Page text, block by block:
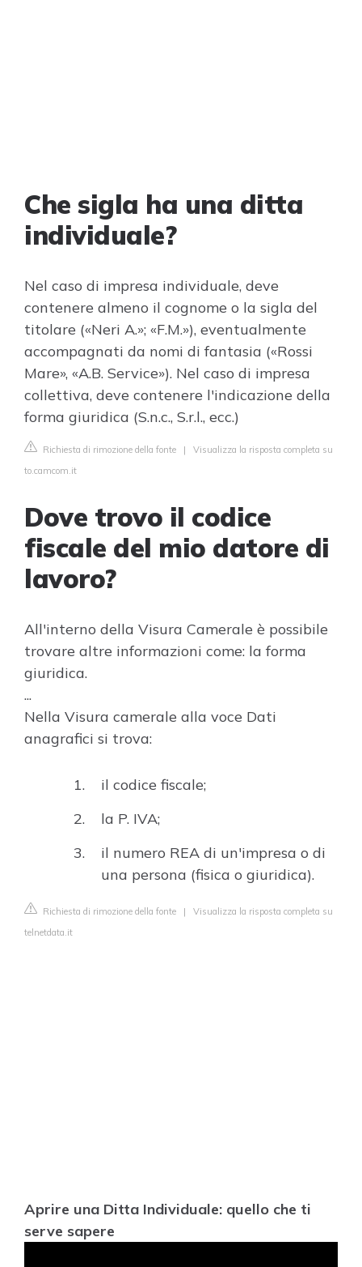
Che sigla ha una ditta
individuale?
Nel caso di impresa individuale, deve
contenere almeno il cognome o la sigla del
titolare («Neri A.»; «F.M.»), eventualmente
accompagnati da nomi di fantasia («Rossi
Mare», «A.B. Service»). Nel caso di impresa
collettiva, deve contenere l'indicazione della
forma giuridica (S.n.c., S.r.l., ecc.)
Richiesta di rimozione della fonte | Visualizza la risposta completa su
to.camcom.it
Dove trovo il codice
fiscale del mio datore di
lavoro?
All'interno della Visura Camerale è possibile
trovare altre informazioni come: la forma
giuridica.
...
Nella Visura camerale alla voce Dati
anagrafici si trova:
il codice fiscale;
la P. IVA;
il numero REA di un'impresa o di
una persona (fisica o giuridica).
Richiesta di rimozione della fonte | Visualizza la risposta completa su
telnetdata.it
Aprire una Ditta Individuale: quello che ti
serve sapere